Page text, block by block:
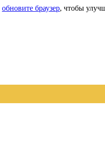
обновите браузер, чтобы